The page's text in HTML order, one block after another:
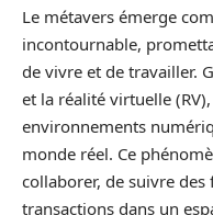
Le métavers émerge
incontournable,
de vivre et de travailler.
et la réalité virtuelle
environnements
monde réel. Ce
collaborer, de suivre des
transactions dans un